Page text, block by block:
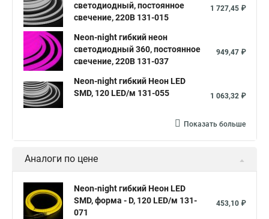
светодиодный, постоянное
свечение, 220В 131-015
1 727,45 ₽
Neon-night гибкий неон
светодиодный 360, постоянное
свечение, 220В 131-037
949,47 ₽
Neon-night гибкий Неон LED
SMD, 120 LED/м 131-055
1 063,32 ₽
Показать больше
Аналоги по цене
Neon-night гибкий Неон LED
SMD, форма - D, 120 LED/м 131-
071
453,10 ₽